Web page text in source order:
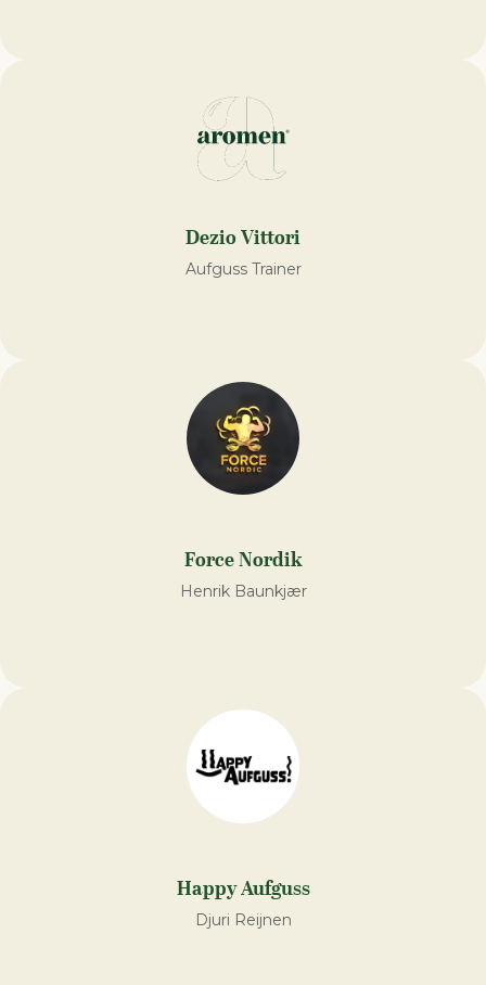
Dezio Vittori
Aufguss Trainer
Force Nordik
Henrik Baunkjær
Happy Aufguss
Djuri Reijnen